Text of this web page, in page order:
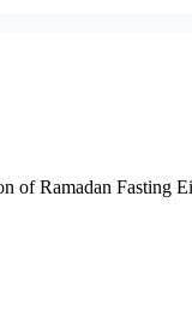
Ramadan Fasting